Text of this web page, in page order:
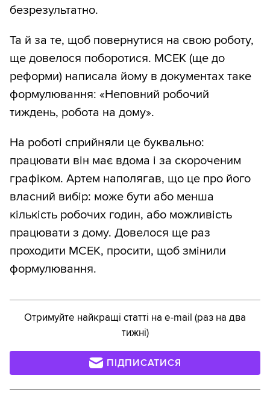
безрезультатно.
Та й за те, щоб повернутися на свою роботу,
ще довелося поборотися. МСЕК (ще до
реформи) написала йому в документах таке
формулювання: «Неповний робочий
тиждень, робота на дому».
На роботі сприйняли це буквально:
працювати він має вдома і за скороченим
графіком. Артем наполягав, що це про його
власний вибір: може бути або менша
кількість робочих годин, або можливість
працювати з дому. Довелося ще раз
проходити МСЕК, просити, щоб змінили
формулювання.
Отримуйте найкращі статті на e-mail (раз на два
тижні)
ПІДПИСАТИСЯ